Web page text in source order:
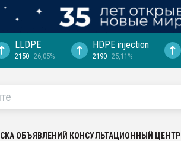
LLDPE
2150 26,05%
HDPE injection
2190 25,11%
ОБЪЯВЛЕНИЙ КОНСУЛЬТАЦИОННЫЙ ЦЕНТР